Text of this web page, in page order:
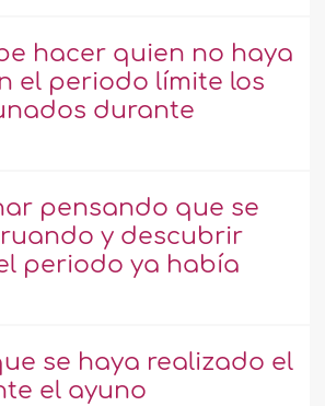
hacer quien no haya
el periodo límite los
durante
pensando que se
y descubrir
periodo ya había
se haya realizado el
el ayuno